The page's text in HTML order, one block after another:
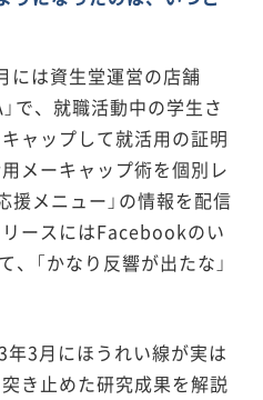
は資生堂運営の店舗
で、就職活動中の学生さ
ャップして就活用の証明
メーキャップ術を個別レ
援メニュー」の情報を配信
ースにはFacebookのい
「かなり反響が出たな」
3月にほうれい線が実は
き止めた研究成果を解説